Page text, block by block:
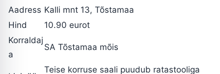
Aadress Kalli mnt 13, Tõstamaa
Hind
10.90 eurot
Korraldaj
a
SA Tõstamaa mõis
Teise korruse saali puudub ratastooliga